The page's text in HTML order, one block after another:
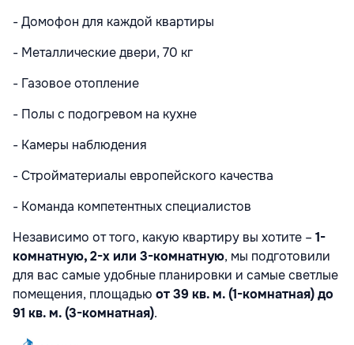
- Домофон для каждой квартиры
- Металлические двери, 70 кг
- Газовое отопление
- Полы с подогревом на кухне
- Камеры наблюдения
- Стройматериалы европейского качества
- Команда компетентных специалистов
Независимо от того, какую квартиру вы хотите – 1-
комнатную, 2-х или 3-комнатную, мы подготовили
для вас самые удобные планировки и самые светлые
помещения, площадью от 39 кв. м. (1-комнатная) до
91 кв. м. (3-комнатная).